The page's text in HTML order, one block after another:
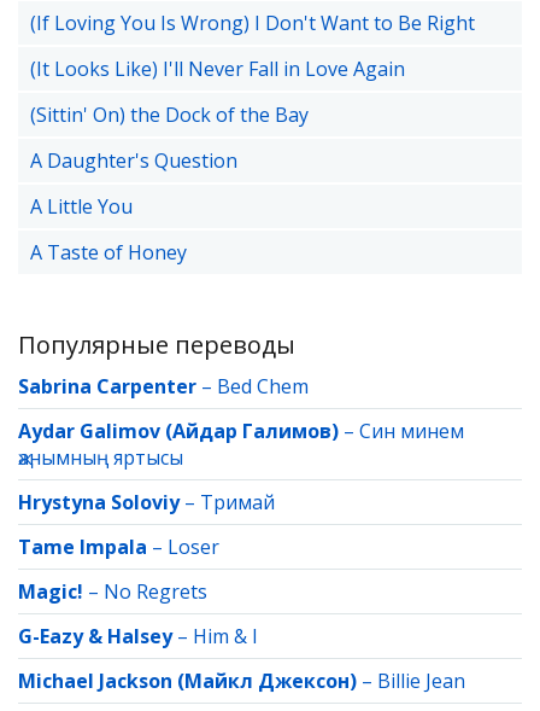
(If Loving You Is Wrong) I Don't Want to Be Right
(It Looks Like) I'll Never Fall in Love Again
(Sittin' On) the Dock of the Bay
A Daughter's Question
A Little You
A Taste of Honey
Популярные переводы
Sabrina Carpenter – Bed Chem
Aydar Galimov (Айдар Галимов) – Син минем
җанымның яртысы
Hrystyna Soloviy– Тримай
Tame Impala – Loser
Magic! – No Regrets
G-Eazy & Halsey– Him & I
Michael Jackson (Майкл Джексон) – Billie Jean